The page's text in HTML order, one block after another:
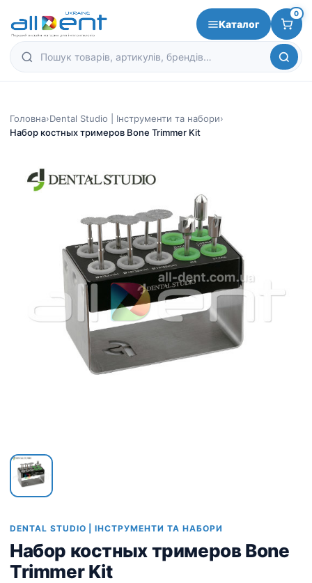
Каталог
0
Головна›Dental Studio | Інструменти та набори›
Набор костных тримеров Bone Trimmer Kit
DENTAL STUDIO | ІНСТРУМЕНТИ ТА НАБОРИ
Набор костных тримеров Bone
Trimmer Kit